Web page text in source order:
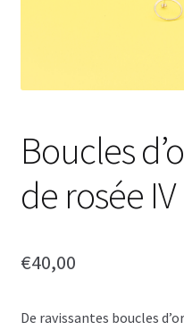
Boucles
de rosée IV
€40,00
De ravissantes boucles